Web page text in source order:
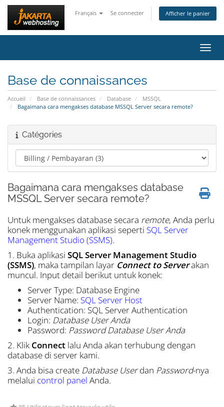
Français Se connecter Afficher le panier
Base de connaissances
Accueil Base de connaissances Database
MSSQL
Bagaimana cara mengakses database MSSQL Server secara remote?
Catégories
Bagaimana cara mengakses database
MSSQL Server secara remote?
Untuk mengakses database secara remote, Anda perlu
konek menggunakan aplikasi seperti SQL Server
Management Studio (SSMS).
1. Buka aplikasi SQL Server Management Studio
(SSMS), maka tampilan layar Connect to Serverakan
muncul. Input detail berikut untuk konek:
Server Type: Database Engine
Server Name: SQL Server Host
Authentication: SQL Server Authentication
Login: Database User Anda
Password: Password Database User Anda
2. Klik Connect lalu Anda akan terhubung dengan
database di server kami.
3. Anda bisa create Database Userdan Password-nya
melalui control panel Anda.